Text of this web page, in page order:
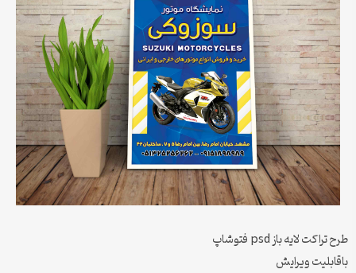
طرح تراکت لایه باز psd فتوشاپ
باقابلیت ویرایش